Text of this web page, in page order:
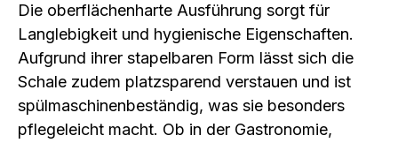
Die oberflächenharte Ausführung sorgt für
Langlebigkeit und hygienische Eigenschaften.
Aufgrund ihrer stapelbaren Form lässt sich die
Schale zudem platzsparend verstauen und ist
spülmaschinenbeständig, was sie besonders
pflegeleicht macht. Ob in der Gastronomie,